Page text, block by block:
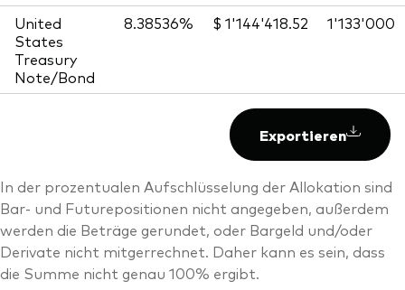
United
States
Treasury
Note/Bond
8.38536% $ 1'144'418.52 1'133'000
Exportieren
In der prozentualen Aufschlüsselung der Allokation sind
Bar- und Futurepositionen nicht angegeben, außerdem
werden die Beträge gerundet, oder Bargeld und/oder
Derivate nicht mitgerrechnet. Daher kann es sein, dass
die Summe nicht genau 100% ergibt.